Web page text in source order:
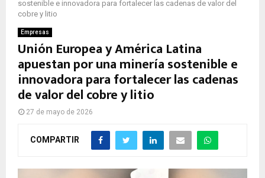
sostenible e innovadora para fortalecer las cadenas de valor del
cobre y litio
Empresas
Unión Europea y América Latina
apuestan por una minería sostenible e
innovadora para fortalecer las cadenas
de valor del cobre y litio
27 de mayo de 2026
COMPARTIR